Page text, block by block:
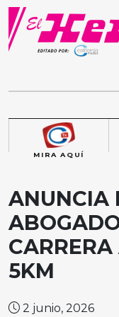
Skip
content
MIRA AQUÍ
ANUNCIA
5KM
2 junio, 2026